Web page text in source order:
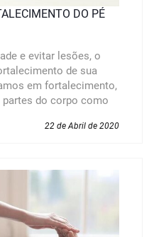
DO PÉ
e evitar lesões, o
de sua
em fortalecimento,
do corpo como
22 de Abril de 2020